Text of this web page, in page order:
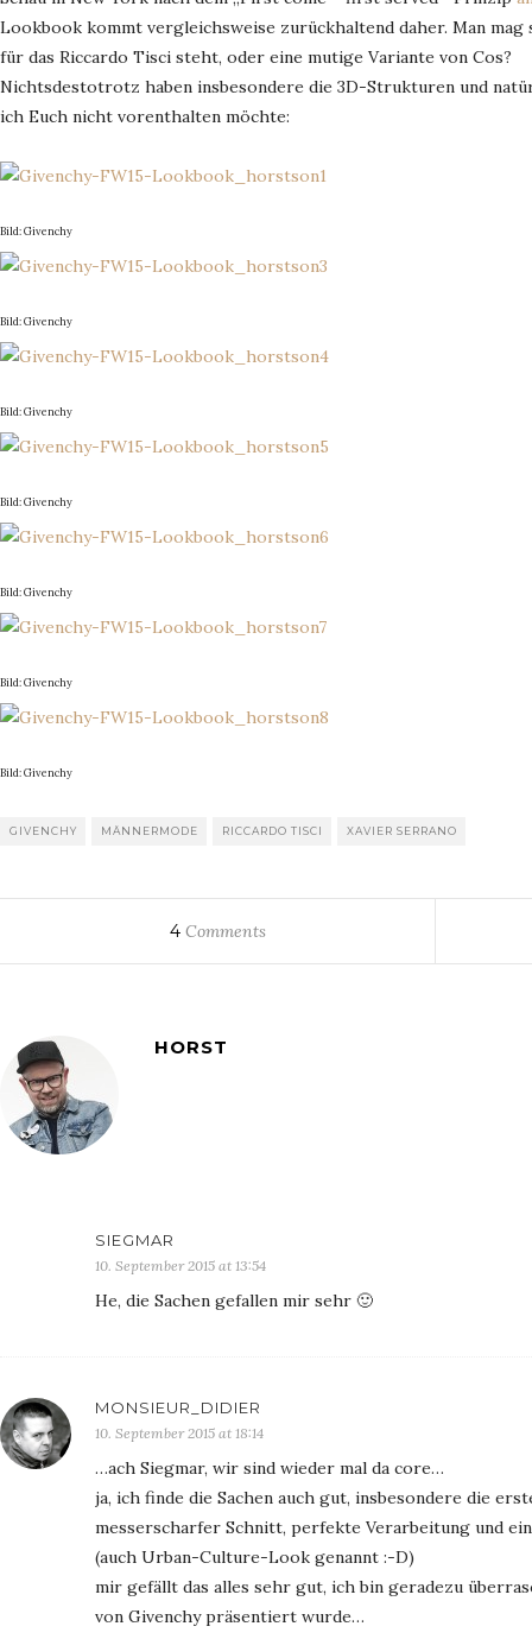
Lookbook kommt vergleichsweise zurückhaltend daher. Man mag
für das Riccardo Tisci steht, oder eine mutige Variante von Cos?
Nichtsdestotrotz haben insbesondere die 3D-Strukturen und
ich Euch nicht vorenthalten möchte:
Bild: Givenchy
Bild: Givenchy
Bild: Givenchy
Bild: Givenchy
Bild: Givenchy
Bild: Givenchy
Bild: Givenchy
GIVENCHY MÄNNERMODE RICCARDO TISCI XAVIER SERRANO
4Comments
HORST
SIEGMAR
10. September 2015 at 13:54
He, die Sachen gefallen mir sehr 🙂
MONSIEUR_DIDIER
10. September 2015 at 18:14
…ach Siegmar, wir sind wieder mal da core…
ja, ich finde die Sachen auch gut, insbesondere die
messerscharfer Schnitt, perfekte Verarbeitung und
(auch Urban-Culture-Look genannt :-D)
mir gefällt das alles sehr gut, ich bin geradezu
von Givenchy präsentiert wurde…